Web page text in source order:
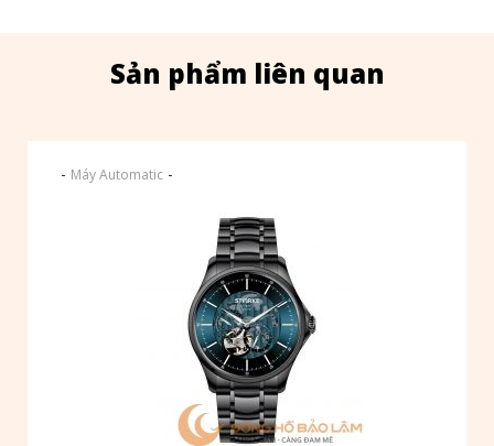
Sản phẩm liên quan
- Máy Automatic -